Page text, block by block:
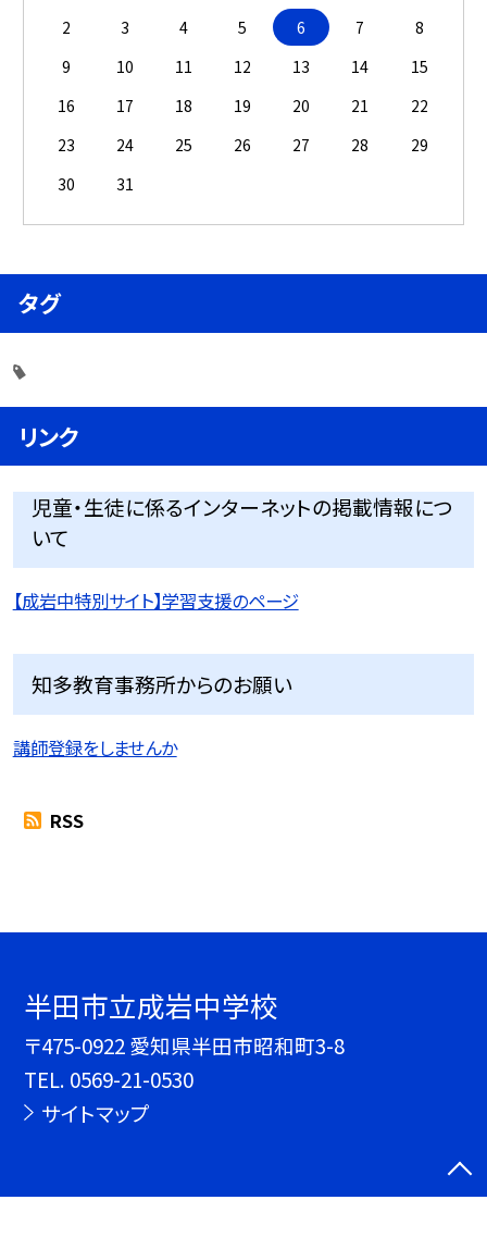
2
3 4 5 6 7
8
9
10 11 12 13 14
15
16
17 18 19 20 21
22
23
24 25 26 27 28
29
30
31
タグ
リンク
児童・生徒に係るインターネットの掲載情報につ
いて
【成岩中特別サイト】学習支援のページ
知多教育事務所からのお願い
講師登録をしませんか
RSS
半田市立成岩中学校
〒475-0922 愛知県半田市昭和町3-8
TEL. 0569-21-0530
サイトマップ